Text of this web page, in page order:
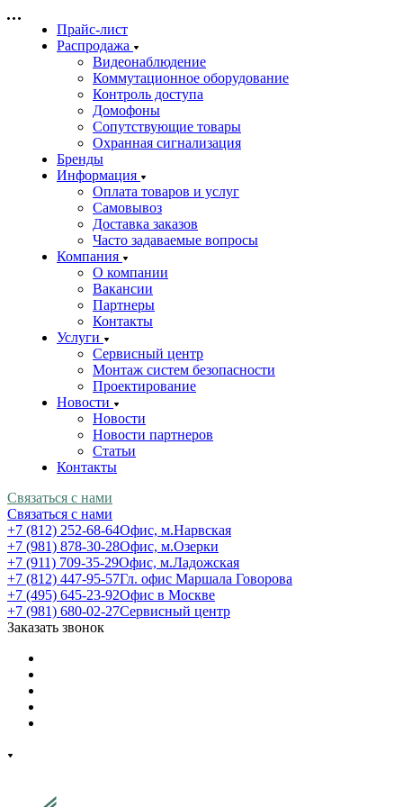
Прайс-лист
Распродажа
Видеонаблюдение
Коммутационное оборудование
Контроль доступа
Домофоны
Сопутствующие товары
Охранная сигнализация
Бренды
Информация
Оплата товаров и услуг
Самовывоз
Доставка заказов
Часто задаваемые вопросы
Компания
О компании
Вакансии
Партнеры
Контакты
Услуги
Сервисный центр
Монтаж систем безопасности
Проектирование
Новости
Новости
Новости партнеров
Статьи
Контакты
Связаться с нами
Связаться с нами
+7 (812) 252-68-64Офис, м.Нарвская
+7 (981) 878-30-28Офис, м.Озерки
+7 (911) 709-35-29Офис, м.Ладожская
+7 (812) 447-95-57Гл. офис Маршала Говорова
+7 (495) 645-23-92Офис в Москве
+7 (981) 680-02-27Сервисный центр
Заказать звонок